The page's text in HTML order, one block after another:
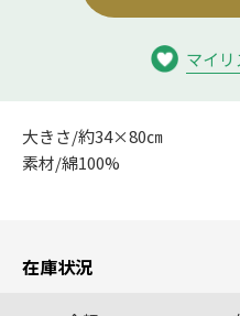
マイ
大きさ/約34×80㎝
素材/綿100%
在庫状況